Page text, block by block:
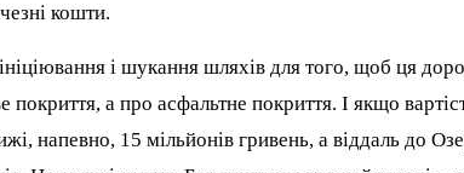
кошти.
і шукання шляхів для того, щоб ця
покриття, а про асфальтне покриття. І якщо
напевно, 15 мільйонів гривень, а віддаль до